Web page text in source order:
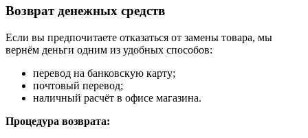
Возврат денежных средств
Если вы предпочитаете отказаться от замены товара, мы
вернём деньги одним из удобных способов:
перевод на банковскую карту;
почтовый перевод;
наличный расчёт в офисе магазина.
Процедура возврата: